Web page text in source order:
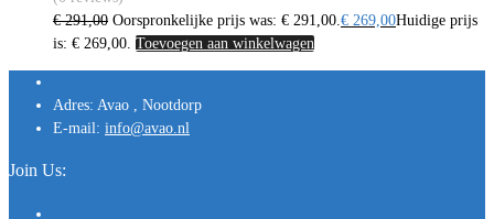
€291,00 Oorspronkelijke prijs was: € 291,00. € 269,00Huidige prijs
is: € 269,00. Toevoegen aan winkelwagen
Adres: Avao , Nootdorp
E-mail: info@avao.nl
Join Us: